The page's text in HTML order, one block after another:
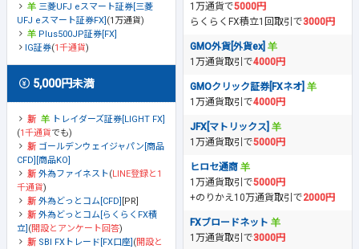
三菱UFJ eスマート証券[三菱
UFJ eスマート証券FX] (1万通貨)
Plus500JP証券[FX]
IG証券(1千通貨)
5,000円未満
トレイダーズ証券[LIGHT FX]
(1千通貨でも)
ゴールデンウェイジャパン[商品
CFD][商品KO]
外為ファイネスト(LINE登録と1
千通貨)
外為どっとコム[CFD] [PR]
外為どっとコム[らくらくFX積
立] (開設とアンケート回答)
SBI FXトレード[FX口座] (開設と
1万通貨で5000円
らくらくFX積立1回取引で3000円
GMO外貨[外貨ex]
1万通貨取引で4000円
GMOクリック証券[FXネオ]
1万通貨取引で4000円
JFX[マトリックス]
1万通貨取引で5000円
ヒロセ通商
1万通貨取引で5000円
+のりかえ10万通貨取引で2000円
FXブロードネット
1万通貨取引で3000円